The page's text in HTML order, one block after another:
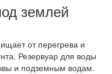
землей
от перегрева и
Резервуар для воды
и подземным водам.